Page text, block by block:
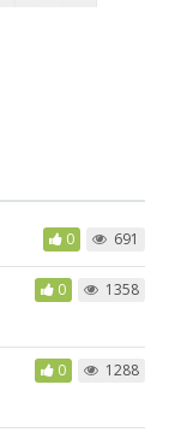
0 691
0 1358
0 1288